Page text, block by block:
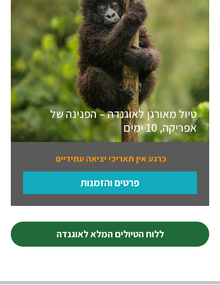
טיול מאורגן לאוגנדה – הפנינה של
אפריקה, 10 ימים
כרגע אין תאריכי יציאה עתידיים
פרטים והזמנות
ללוח הטיולים המלא לאוגנדה